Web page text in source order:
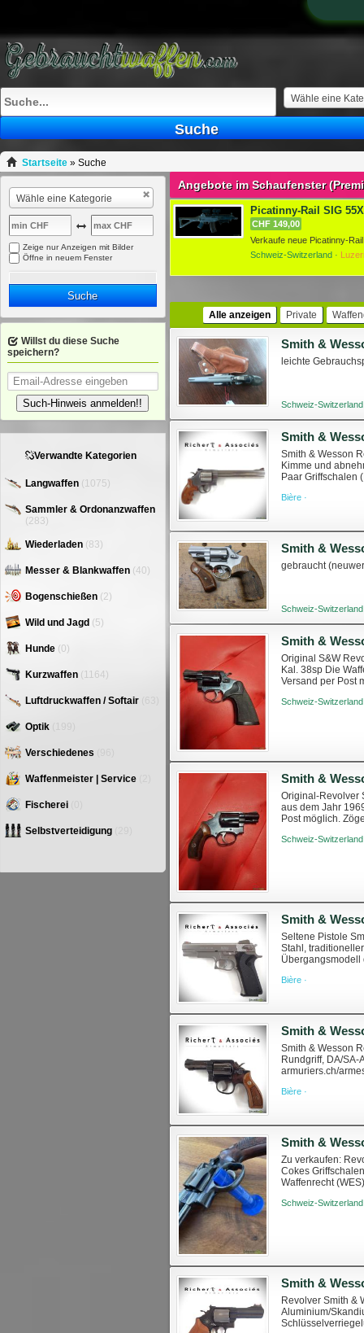
Wähle eine
Suche
Startseite» Suche
Angebote im Schaufenster
Picatinny-Rail SIG
CHF 149,00
Schweiz-Switzerland ·
Alle anzeigen Private
Smith &
leichte
Schweiz-
Smith & Wesson
Kimme und
Paar Griffschalen
Bière ·
Smith &
gebraucht
Schweiz-
Original S&W
Kal. 38sp Die
Versand per Post
Schweiz-
Original-Revolver
aus dem Jahr
Post möglich.
Schweiz-
Smith &
Seltene Pistole
Stahl,
Übergangsmodell
Bière ·
Smith & Wesson
Rundgriff, DA/SA-
armuriers.ch/
Bière ·
Zu verkaufen:
Cokes
Waffenrecht
Schweiz-
Revolver Smith &
Aluminium/
Wähle eine Kategorie
Zeige nur Anzeigen mit Bilder
Öffne in neuem Fenster
Suche
Willst du diese Suche
speichern?
Such-Hinweis anmelden!!
Verwandte Kategorien
Langwaffen (1075)
Sammler & Ordonanzwaffen
(283)
Wiederladen (83)
Messer & Blankwaffen (40)
Bogenschießen (2)
Wild und Jagd (5)
Hunde (0)
Kurzwaffen (1164)
Luftdruckwaffen / Softair
Optik
Verschiedenes
Waffenmeister | Service
Fischerei
Selbstverteidigung